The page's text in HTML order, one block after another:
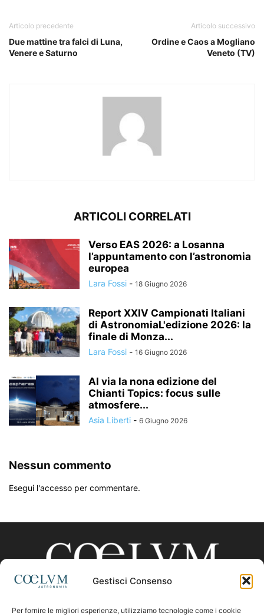
Gestisci Consenso
Per fornire le migliori esperienze, utilizziamo tecnologie come i cookie
Articolo precedente
Due mattine tra falci di Luna,
Venere e Saturno
Articolo successivo
Ordine e Caos a Mogliano
Veneto (TV)
ARTICOLI CORRELATI
Verso EAS 2026: a Losanna
l’appuntamento con l’astronomia
europea
Lara Fossi - 18 Giugno 2026
Report XXIV Campionati Italiani
di AstronomiaL'edizione 2026: la
finale di Monza...
Lara Fossi - 16 Giugno 2026
Al via la nona edizione del
Chianti Topics: focus sulle
atmosfere...
Asia Liberti - 6 Giugno 2026
Nessun commento
Esegui l'accesso per commentare.